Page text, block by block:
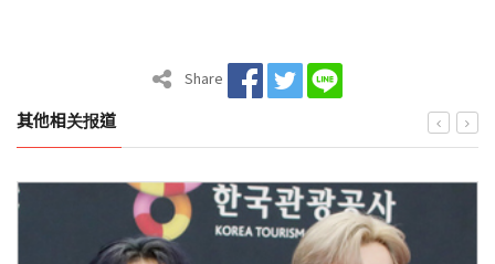
Share
其他相关报道